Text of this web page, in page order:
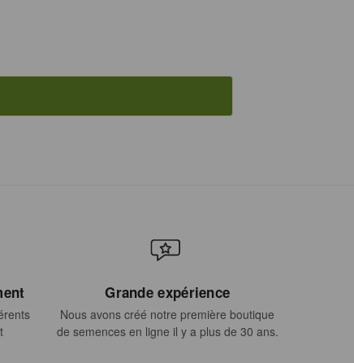
Grande expérience
Nous avons créé notre première boutique
de semences en ligne il y a plus de 30 ans.